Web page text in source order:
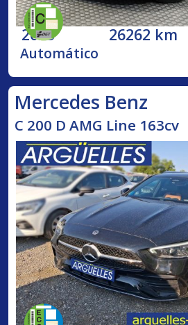
2023 26262 km
Automático
Mercedes Benz
C 200 D AMG Line 163cv